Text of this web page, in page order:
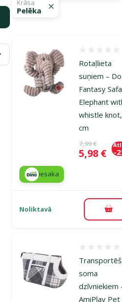
Krāsa
Pelēka
Rotaļlieta
suņiem –
Fantasy
Elephant
whistle
cm
Oriģinālā
7,99 €
Cena
5,98 € -
iesaka
Noliktavā
soma
dzīvniekiem
AmiPlay Pet